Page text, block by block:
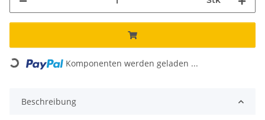
Loading... Komponenten werden geladen ...
Beschreibung